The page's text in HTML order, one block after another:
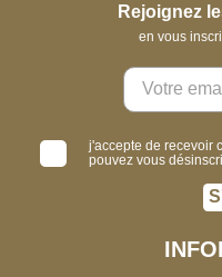
Rejoignez
en vous
j'accepte de recevoir
pouvez vous